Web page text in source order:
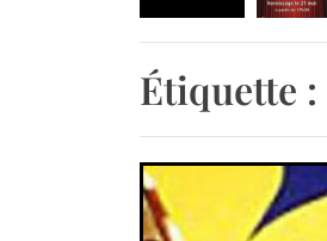
Étiquette :